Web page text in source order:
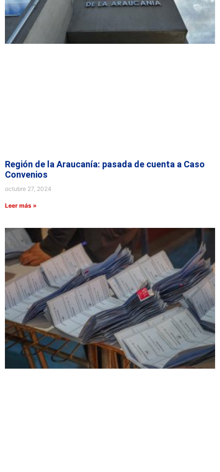
Región de la Araucanía: pasada de cuenta a Caso
Convenios
octubre 27, 2024
Leer más »